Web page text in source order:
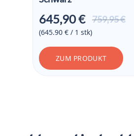
759,95€
645,90€
(645.90 € / 1 stk)
ZUM PRODUKT